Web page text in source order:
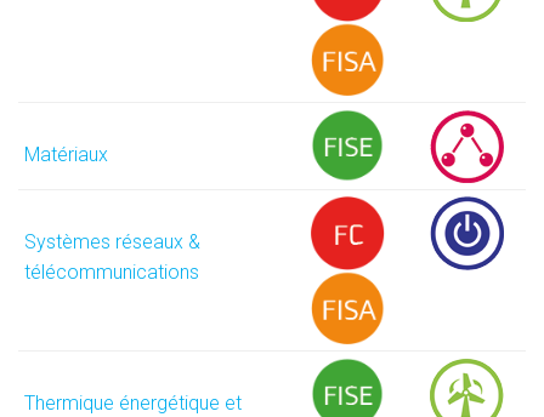
Matériaux
Systèmes réseaux &
télécommunications
Thermique énergétique et